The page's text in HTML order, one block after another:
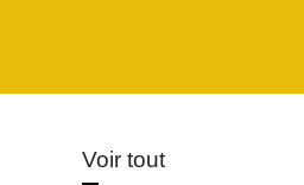
Voir tout